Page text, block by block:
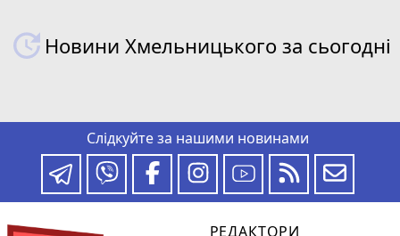
Новини Хмельницького за сьогодні
Слідкуйте за нашими новинами
РЕДАКТОРИ